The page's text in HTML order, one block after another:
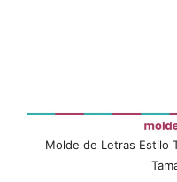
Molde de Letras Estilo